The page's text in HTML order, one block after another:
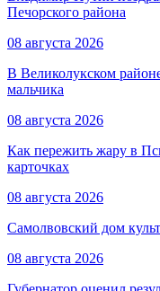
Печорского района
08 августа 2026
В Великолукском
мальчика
08 августа 2026
Как пережить жару в
карточках
08 августа 2026
Самолвовский дом
08 августа 2026